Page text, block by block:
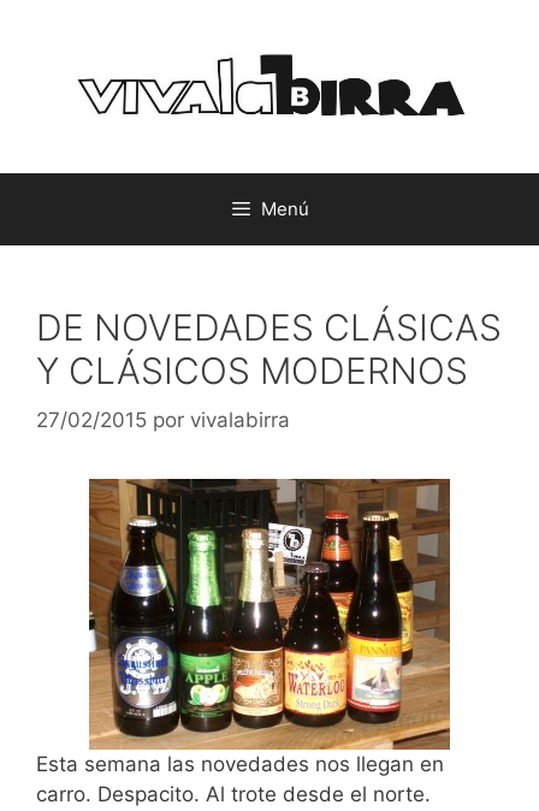
contenido
Menú
DE NOVEDADES CLÁSICAS
Y CLÁSICOS MODERNOS
27/02/2015 por vivalabirra
Esta semana las novedades nos llegan en
carro. Despacito. Al trote desde el norte.